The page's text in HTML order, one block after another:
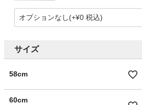
サイズ
58cm
60cm